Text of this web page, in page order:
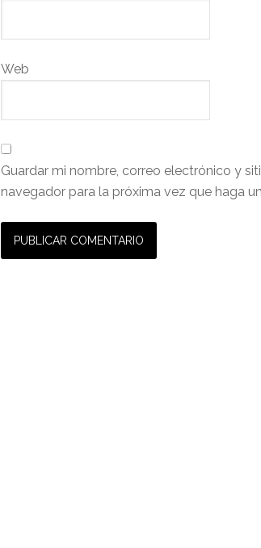
Web
Guardar mi nombre, correo electrónico y
navegador para la próxima vez que haga